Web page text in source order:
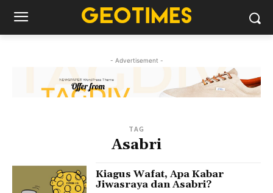
- Advertisement -
TAG
Asabri
Kiagus Wafat, Apa Kabar
Jiwasraya dan Asabri?